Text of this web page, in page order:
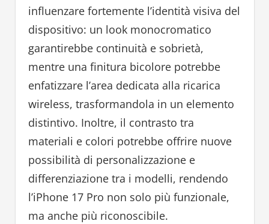
influenzare fortemente l’identità visiva del
dispositivo: un look monocromatico
garantirebbe continuità e sobrietà,
mentre una finitura bicolore potrebbe
enfatizzare l’area dedicata alla ricarica
wireless, trasformandola in un elemento
distintivo. Inoltre, il contrasto tra
materiali e colori potrebbe offrire nuove
possibilità di personalizzazione e
differenziazione tra i modelli, rendendo
l’iPhone 17 Pro non solo più funzionale,
ma anche più riconoscibile.